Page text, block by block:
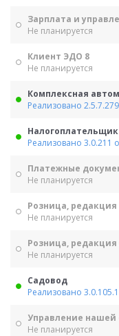
Зарплата и
Не планируется
Клиент ЭДО 8
Не планируется
Комплексная
Реализовано
Налогоплательщик
Реализовано 3.0.211
Платежные
Не планируется
Розница, редакция
Не планируется
Розница, редакция
Не планируется
Садовод
Реализовано
Управление
Не планируется